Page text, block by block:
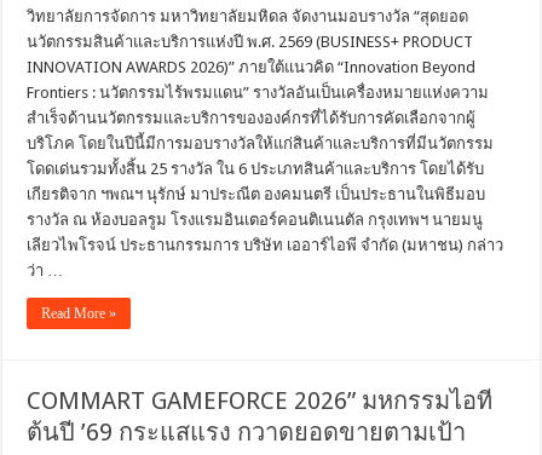
วิทยาลัยการจัดการ มหาวิทยาลัยมหิดล จัดงานมอบรางวัล “สุดยอด
นวัตกรรมสินค้าและบริการแห่งปี พ.ศ. 2569 (BUSINESS+ PRODUCT
INNOVATION AWARDS 2026)” ภายใต้แนวคิด “Innovation Beyond
Frontiers : นวัตกรรมไร้พรมแดน” รางวัลอันเป็นเครื่องหมายแห่งความ
สำเร็จด้านนวัตกรรมและบริการขององค์กรที่ได้รับการคัดเลือกจากผู้
บริโภค โดยในปีนี้มีการมอบรางวัลให้แก่สินค้าและบริการที่มีนวัตกรรม
โดดเด่นรวมทั้งสิ้น 25 รางวัล ใน 6 ประเภทสินค้าและบริการ โดยได้รับ
เกียรติจาก ฯพณฯ นุรักษ์ มาประณีต องคมนตรี เป็นประธานในพิธีมอบ
รางวัล ณ ห้องบอลรูม โรงแรมอินเตอร์คอนติเนนตัล กรุงเทพฯ นายมนู
เลียวไพโรจน์ ประธานกรรมการ บริษัท เออาร์ไอพี จำกัด (มหาชน) กล่าว
ว่า …
Read More »
COMMART GAMEFORCE 2026” มหกรรมไอที
ต้นปี ’69 กระแสแรง กวาดยอดขายตามเป้า